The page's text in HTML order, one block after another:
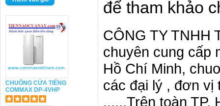
CHUÔNG CỬA TIẾNG
COMMAX DP-4VHP
để tham khảo
CÔNG TY TNHH
chuyên cung cấp
Hồ Chí Minh,
các đại lý , đơn vị
......Trên toàn TP.